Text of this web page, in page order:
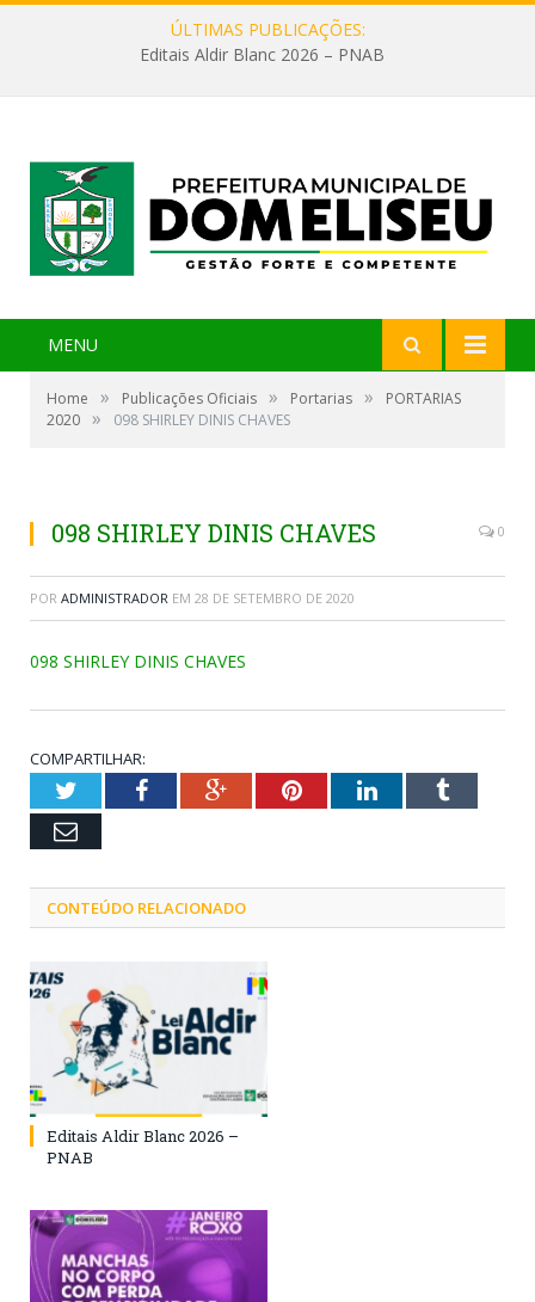
ÚLTIMAS PUBLICAÇÕES:
Editais Aldir Blanc 2026 – PNAB
MENU
Home » Publicações Oficiais » Portarias »
PORTARIAS
2020 » 098 SHIRLEY DINIS CHAVES
098 SHIRLEY DINIS CHAVES 0
POR ADMINISTRADOR EM 28 DE SETEMBRO DE 2020
098 SHIRLEY DINIS CHAVES
COMPARTILHAR:
TwitterFacebookGoogle+PinterestLinkedInTumblr
Email
CONTEÚDO RELACIONADO
Editais Aldir Blanc 2026 –
PNAB